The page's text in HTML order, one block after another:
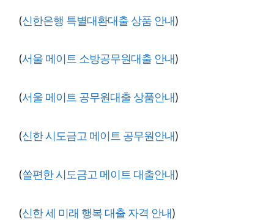
(신한은행 특별대환대출 상품 안내)
(서울 메이트 소방공무원대출 안내)
(서울 메이트 공무원대출 상품안내)
(신한 시도금고 메이트 공무원안내)
(쏠편한 시도금고 메이트 대출안내)
(신한 세 미래 행복 대출 자격 안내)